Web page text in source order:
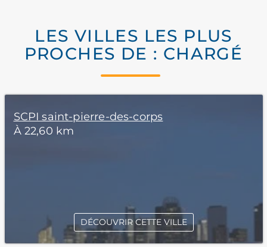
LES VILLES LES PLUS
PROCHES DE : CHARGÉ
SCPI saint-pierre-des-corps
À 22,60 km
DÉCOUVRIR CETTE VILLE